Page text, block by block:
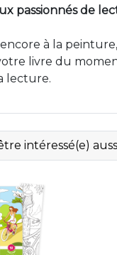
passionnés de
à la
livre du
lecture.
intéressé(e)